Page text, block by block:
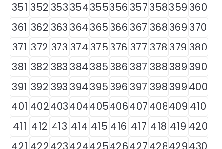
351 352353354355356357358359360
361 362363364365366367 368369370
371 372 373 374375376 377 378 379 380
381 382383384385386387 388389390
391 392393394395396397 398399400
401 402403404405406407408409 410
411 412 413 414 415 416 417 418 419 420
421 422423424425426427428429430